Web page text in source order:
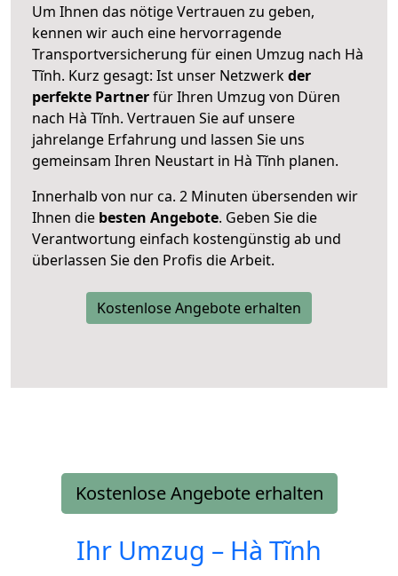
Um Ihnen das nötige Vertrauen zu geben,
kennen wir auch eine hervorragende
Transportversicherung für einen Umzug nach Hà
Tĩnh. Kurz gesagt: Ist unser Netzwerkder
perfekte Partnerfür Ihren Umzug von Düren
nach Hà Tĩnh. Vertrauen Sie auf unsere
jahrelange Erfahrung und lassen Sie uns
gemeinsam Ihren Neustart in Hà Tĩnh planen.
Innerhalb von nur ca. 2 Minuten übersenden wir
Ihnen die besten Angebote. Geben Sie die
Verantwortung einfach kostengünstig ab und
überlassen Sie den Profis die Arbeit.
Kostenlose Angebote erhalten
Kostenlose Angebote erhalten
Ihr Umzug – Hà Tĩnh